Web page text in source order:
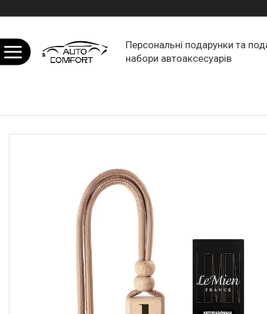
Персональні подарунки та
набори автоаксесуарів